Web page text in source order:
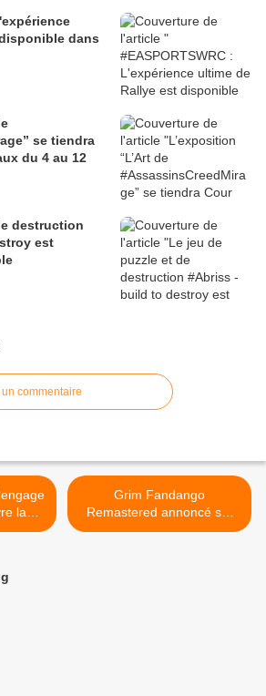
dans
se tiendra
du 4 au 12
destruction
est
commentaire
la
tous
Grim Fandango
Remastered annoncé sur
Nintendo Switch >